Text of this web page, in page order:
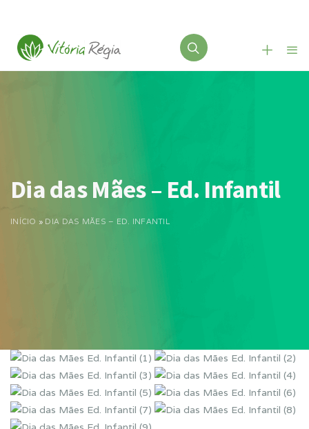
Dia das Mães – Ed. Infantil
INÍCIO » DIA DAS MÃES – ED. INFANTIL